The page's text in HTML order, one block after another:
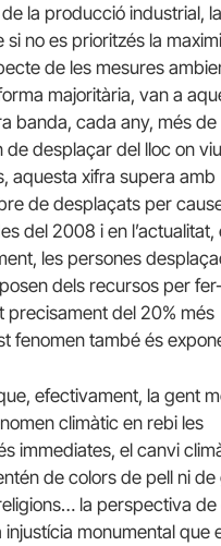
la producció industrial,
si no es prioritzés la
de les mesures
majoritària, van a
banda, cada any, més
de desplaçar del lloc on
aquesta xifra supera amb
de desplaçats per
del 2008 i en l’actualitat,
les persones
dels recursos per
precisament del 20% més
fenomen també és
efectivament, la gent
climàtic en rebi les
immediates, el canvi
de colors de pell ni de
la perspectiva de
injustícia monumental que